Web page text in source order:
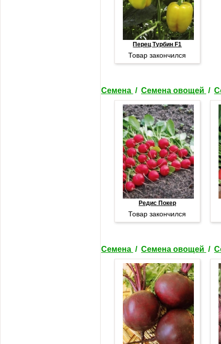
Перец Турбин F1
Товар закончился
Семена / Семена овощей /
Редис Покер
Товар закончился
Семена / Семена овощей /